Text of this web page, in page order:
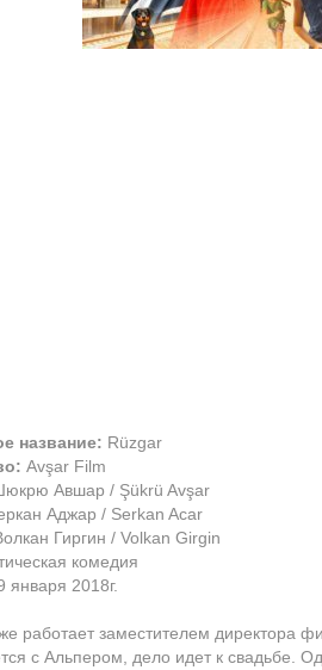
название: Rüzgar
Avşar Film
Авшар / Şükrü Avşar
Аджар / Serkan Acar
Гиргин / Volkan Girgin
комедия
января 2018г.
работает заместителем директора
с Альпером, дело идет к свадьбе.